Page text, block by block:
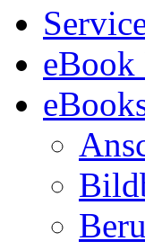
eBook